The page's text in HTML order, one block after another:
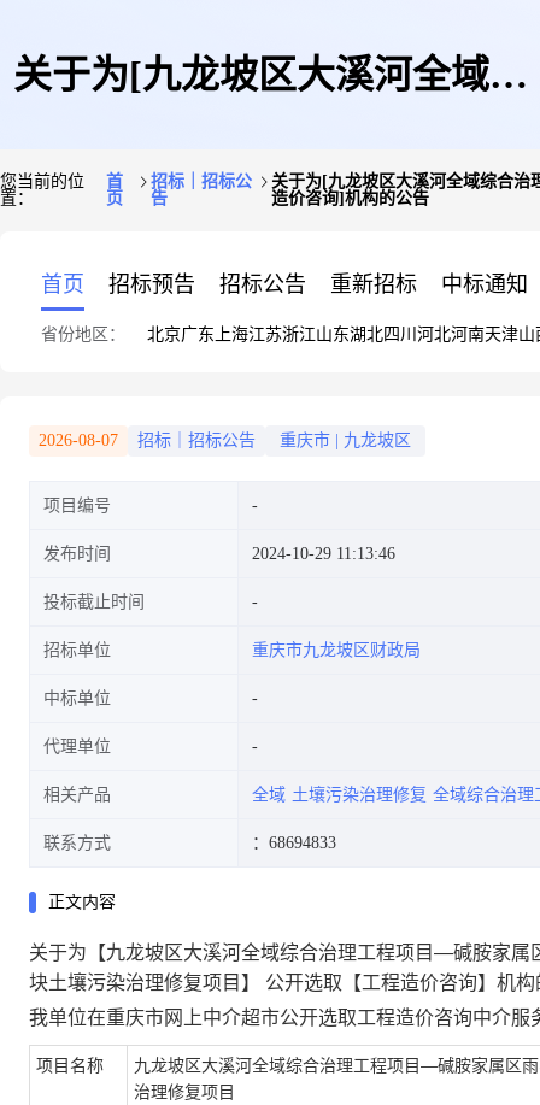
关于为[九龙坡区大溪河全域综
坡区兰美路秦安机电原址地块土
壤污染治理修复项目]公开选取
您当前的位
置：
首
页
招标｜招标公
告
关于为[九龙坡区大溪河全域综合
造价咨询]机构的公告
首页 招标预告 招标公告 重新招标 中标通知
省份地区： 北京广东 上海江苏浙江山东湖北四川 河北河南天津山
2026-08-07 招标｜招标公告 重庆市 九龙坡区
项目编号
发布时间 2024-10-29 11:13:46
投标截止时间
招标单位 重庆市九龙坡区财政局
中标单位
代理单位
相关产品 全域 土壤污染治理修复 全域综合治理
联系方式 ：68694833
正文内容
关于为【九龙坡区大溪河全域综合治理工程项目—碱胺家
块土壤污染治理修复项目】 公开选取【工程造价咨询】机构
我单位在重庆市网上中介超市公开选取工程造价咨询中介
项目名称
九龙坡区大溪河全域综合治理工程项目—碱胺家属区
治理修复项目